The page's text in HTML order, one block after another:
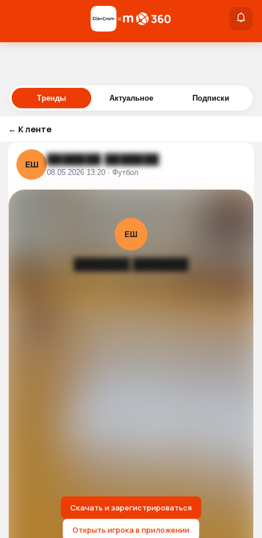
Войти
×
Тренды Актуальное Подписки
← К ленте
ЕШ ███████ ███████
08.05.2026 13:20 · Футбол
ЕШ
███████ ███████
Скачать и зарегистрироваться
Открыть игрока в приложении